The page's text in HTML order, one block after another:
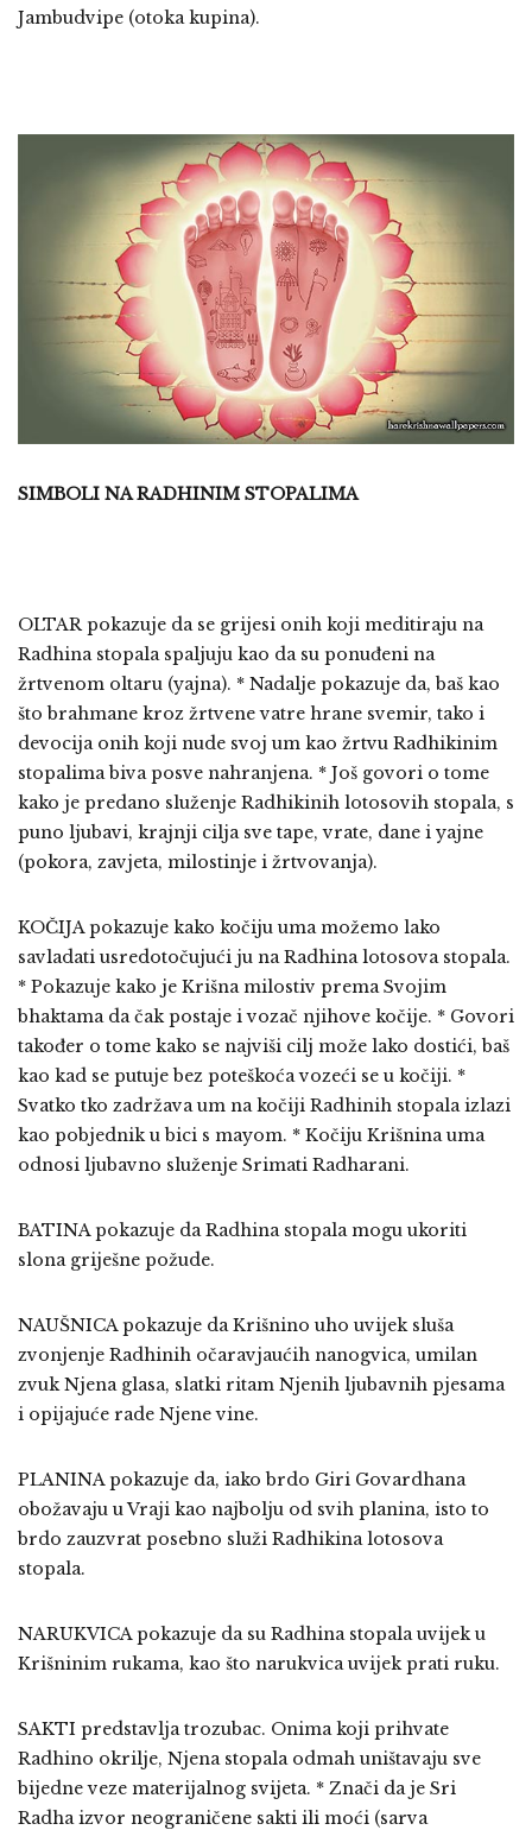
Jambudvipe (otoka kupina).
SIMBOLI NA RADHINIM STOPALIMA
OLTAR pokazuje da se grijesi onih koji meditiraju na
Radhina stopala spaljuju kao da su ponuđeni na
žrtvenom oltaru (yajna). * Nadalje pokazuje da, baš kao
što brahmane kroz žrtvene vatre hrane svemir, tako i
devocija onih koji nude svoj um kao žrtvu Radhikinim
stopalima biva posve nahranjena. * Još govori o tome
kako je predano služenje Radhikinih lotosovih stopala, s
puno ljubavi, krajnji cilja sve tape, vrate, dane i yajne
(pokora, zavjeta, milostinje i žrtvovanja).
KOČIJA pokazuje kako kočiju uma možemo lako
savladati usredotočujući ju na Radhina lotosova stopala.
* Pokazuje kako je Krišna milostiv prema Svojim
bhaktama da čak postaje i vozač njihove kočije. * Govori
također o tome kako se najviši cilj može lako dostići, baš
kao kad se putuje bez poteškoća vozeći se u kočiji. *
Svatko tko zadržava um na kočiji Radhinih stopala izlazi
kao pobjednik u bici s mayom. * Kočiju Krišnina uma
odnosi ljubavno služenje Srimati Radharani.
BATINA pokazuje da Radhina stopala mogu ukoriti
slona griješne požude.
NAUŠNICA pokazuje da Krišnino uho uvijek sluša
zvonjenje Radhinih očaravjaućih nanogvica, umilan
zvuk Njena glasa, slatki ritam Njenih ljubavnih pjesama
i opijajuće rade Njene vine.
PLANINA pokazuje da, iako brdo Giri Govardhana
obožavaju u Vraji kao najbolju od svih planina, isto to
brdo zauzvrat posebno služi Radhikina lotosova
stopala.
NARUKVICA pokazuje da su Radhina stopala uvijek u
Krišninim rukama, kao što narukvica uvijek prati ruku.
SAKTI predstavlja trozubac. Onima koji prihvate
Radhino okrilje, Njena stopala odmah uništavaju sve
bijedne veze materijalnog svijeta. * Znači da je Sri
Radha izvor neograničene sakti ili moći (sarva